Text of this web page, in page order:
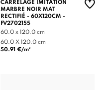
CARRELAGE IMITATION
MARBRE NOIR MAT
RECTIFIÉ - 60X120CM -
FV2702155
60.0 x 120.0 cm
60.0 X 120.0 cm
50.91 €/m²